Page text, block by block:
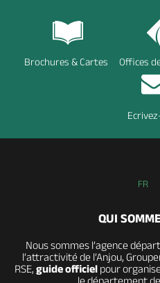
Brochures & Cartes Offices
FR
QUI
Nous sommes l’agence
l’attractivité de l’Anjou,
RSE, guide officielpour
le département